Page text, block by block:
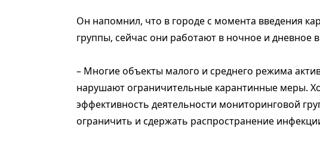
Он напомнил, что в городе с момента введения
группы, сейчас они работают в ночное и дневное
– Многие объекты малого и среднего режима
нарушают ограничительные карантинные меры.
эффективность деятельности мониторинговой
ограничить и сдержать распространение